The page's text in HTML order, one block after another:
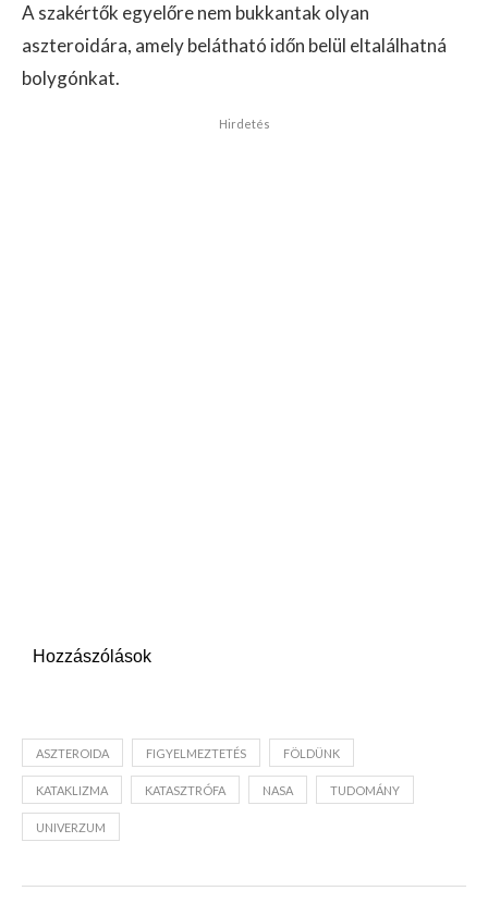
A szakértők egyelőre nem bukkantak olyan
aszteroidára, amely belátható időn belül eltalálhatná
bolygónkat.
Hirdetés
Hozzászólások
ASZTEROIDA FIGYELMEZTETÉS FÖLDÜNK
KATAKLIZMA KATASZTRÓFA NASA TUDOMÁNY
UNIVERZUM